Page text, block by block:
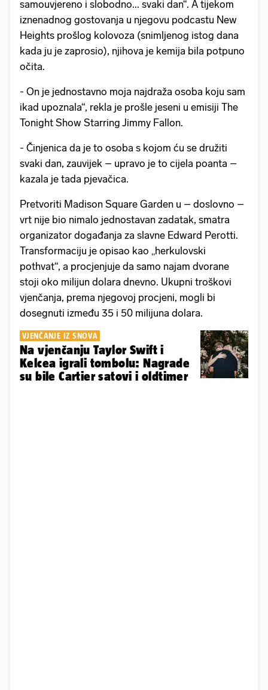
samouvjereno i slobodno... svaki dan“. A tijekom
iznenadnog gostovanja u njegovu podcastu New
Heights prošlog kolovoza (snimljenog istog dana
kada ju je zaprosio), njihova je kemija bila potpuno
očita.
- On je jednostavno moja najdraža osoba koju sam
ikad upoznala“, rekla je prošle jeseni u emisiji The
Tonight Show Starring Jimmy Fallon.
- Činjenica da je to osoba s kojom ću se družiti
svaki dan, zauvijek – upravo je to cijela poanta –
kazala je tada pjevačica.
Pretvoriti Madison Square Garden u – doslovno –
vrt nije bio nimalo jednostavan zadatak, smatra
organizator događanja za slavne Edward Perotti.
Transformaciju je opisao kao „herkulovski
pothvat“, a procjenjuje da samo najam dvorane
stoji oko milijun dolara dnevno. Ukupni troškovi
vjenčanja, prema njegovoj procjeni, mogli bi
dosegnuti između 35 i 50 milijuna dolara.
VJENČANJE IZ SNOVA
Na vjenčanju Taylor Swift i
Kelcea igrali tombolu: Nagrade
su bile Cartier satovi i oldtimer